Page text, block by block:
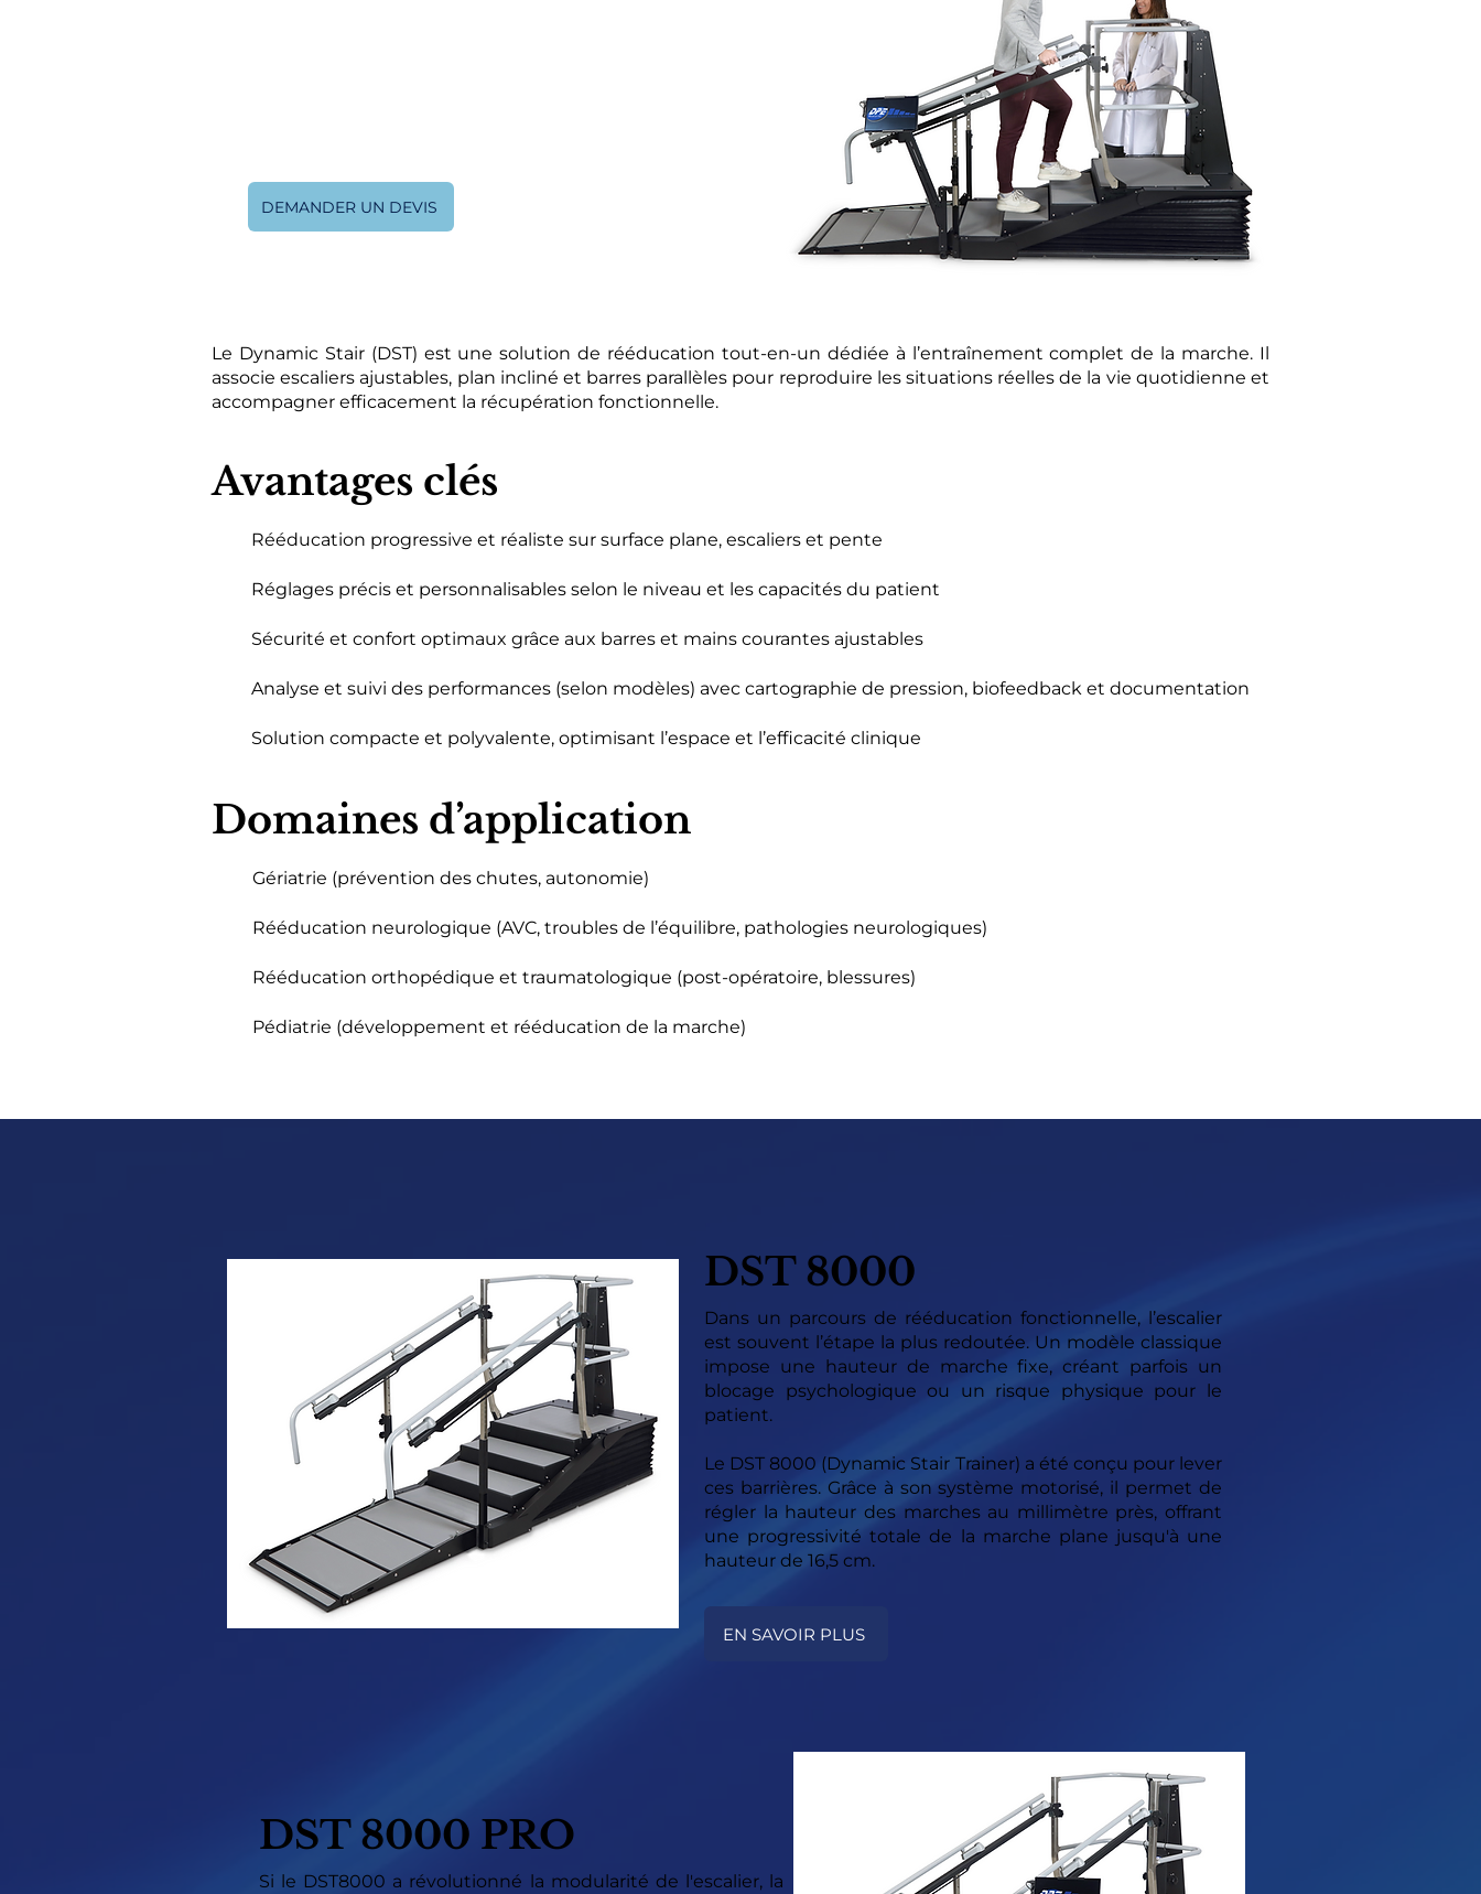
DEMANDER UN DEVIS
Le Dynamic Stair (DST) est une solution de rééducation tout-en-un dédiée à l’entraînement complet de la marche. Il
associe escaliers ajustables, plan incliné et barres parallèles pour reproduire les situations réelles de la vie quotidienne et
accompagner efficacement la récupération fonctionnelle.
Avantages clés
Rééducation progressive et réaliste sur surface plane, escaliers et pente
Réglages précis et personnalisables selon le niveau et les capacités du patient
Sécurité et confort optimaux grâce aux barres et mains courantes ajustables
Analyse et suivi des performances (selon modèles) avec cartographie de pression, biofeedback et documentation
Solution compacte et polyvalente, optimisant l’espace et l’efficacité clinique
Domaines d’application
Gériatrie (prévention des chutes, autonomie)
Rééducation neurologique (AVC, troubles de l’équilibre, pathologies neurologiques)
Rééducation orthopédique et traumatologique (post-opératoire, blessures)
Pédiatrie (développement et rééducation de la marche)
DST 8000
Dans un parcours de rééducation fonctionnelle, l’escalier
est souvent l’étape la plus redoutée. Un modèle classique
impose une hauteur de marche fixe, créant parfois un
blocage psychologique ou un risque physique pour le
patient.
Le DST 8000 (Dynamic Stair Trainer) a été conçu pour lever
ces barrières. Grâce à son système motorisé, il permet de
régler la hauteur des marches au millimètre près, offrant
une progressivité totale de la marche plane jusqu'à une
hauteur de 16,5 cm.
EN SAVOIR PLUS
DST 8000 PRO
Si le DST8000 a révolutionné la modularité de l'escalier, la